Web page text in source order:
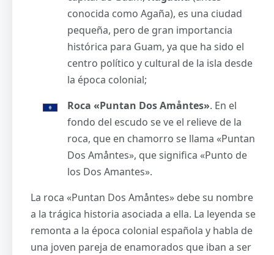
conocida como Agaña), es una ciudad
pequeña, pero de gran importancia
histórica para Guam, ya que ha sido el
centro político y cultural de la isla desde
la época colonial;
Roca «Puntan Dos Amåntes». En el
fondo del escudo se ve el relieve de la
roca, que en chamorro se llama «Puntan
Dos Amåntes», que significa «Punto de
los Dos Amantes».
La roca «Puntan Dos Amåntes» debe su nombre
a la trágica historia asociada a ella. La leyenda se
remonta a la época colonial española y habla de
una joven pareja de enamorados que iban a ser